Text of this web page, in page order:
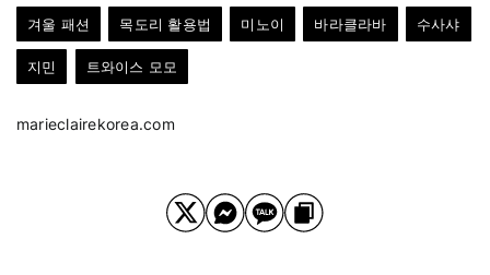
겨울 패션 목도리 활용법 미노이 바라클라바 수사샤
지민 트와이스 모모
marieclairekorea.com